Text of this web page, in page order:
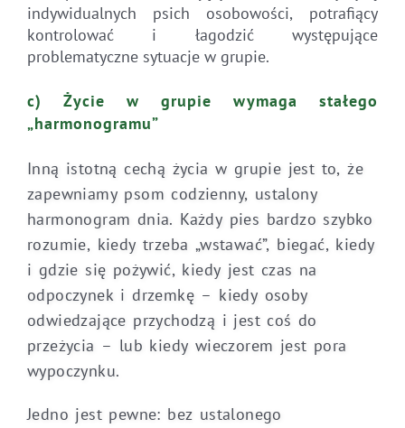
indywidualnych psich osobowości, potrafiący
kontrolować i łagodzić występujące
problematyczne sytuacje w grupie.
c) Życie w grupie wymaga stałego
„harmonogramu”
Inną istotną cechą życia w grupie jest to, że
zapewniamy psom codzienny, ustalony
harmonogram dnia. Każdy pies bardzo szybko
rozumie, kiedy trzeba „wstawać”, biegać, kiedy
i gdzie się pożywić, kiedy jest czas na
odpoczynek i drzemkę – kiedy osoby
odwiedzające przychodzą i jest coś do
przeżycia – lub kiedy wieczorem jest pora
wypoczynku.
Jedno jest pewne: bez ustalonego